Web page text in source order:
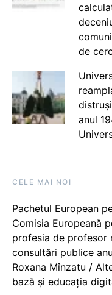
de
anul
CELE MAI NOI
Pachetul European
Comisia Europeană
profesia de profesor
consultări publice
Roxana Mînzatu /
bază și educația